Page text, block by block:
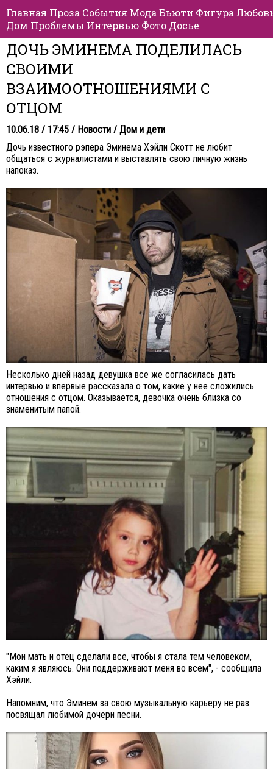
Главная Проза События Мода Бьюти Фигура
Дом Проблемы Интервью Фото Досье
ДОЧЬ ЭМИНЕМА ПОДЕЛИЛАСЬ
СВОИМИ
ВЗАИМООТНОШЕНИЯМИ С
ОТЦОМ
10.06.18 / 17:45 / Новости / Дом и дети
Дочь известного рэпера Эминема Хэйли Скотт не любит
общаться с журналистами и выставлять свою личную жизнь
напоказ.
Несколько дней назад девушка все же согласилась дать
интервью и впервые рассказала о том, какие у нее сложились
отношения с отцом. Оказывается, девочка очень близка со
знаменитым папой.
"Мои мать и отец сделали все, чтобы я стала тем человеком,
каким я являюсь. Они поддерживают меня во всем", - сообщила
Хэйли.
Напомним, что Эминем за свою музыкальную карьеру не раз
посвящал любимой дочери песни.